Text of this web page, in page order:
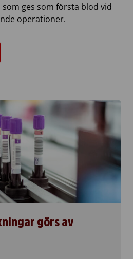
ges som första blod vid
operationer.
görs av